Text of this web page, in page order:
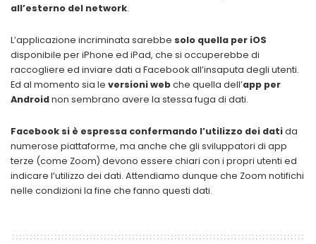
all’esterno del network.
L’applicazione incriminata sarebbe solo quella per iOS
disponibile per iPhone ed iPad, che si occuperebbe di
raccogliere ed inviare dati a Facebook all’insaputa degli utenti.
Ed al momento sia le versioni webche quella dell’app per
Androidnon sembrano avere la stessa fuga di dati.
Facebook si è espressa confermando l’utilizzo dei datida
numerose piattaforme, ma anche che gli sviluppatori di app
terze (come Zoom) devono essere chiari con i propri utenti ed
indicare l’utilizzo dei dati. Attendiamo dunque che Zoom notifichi
nelle condizioni la fine che fanno questi dati.